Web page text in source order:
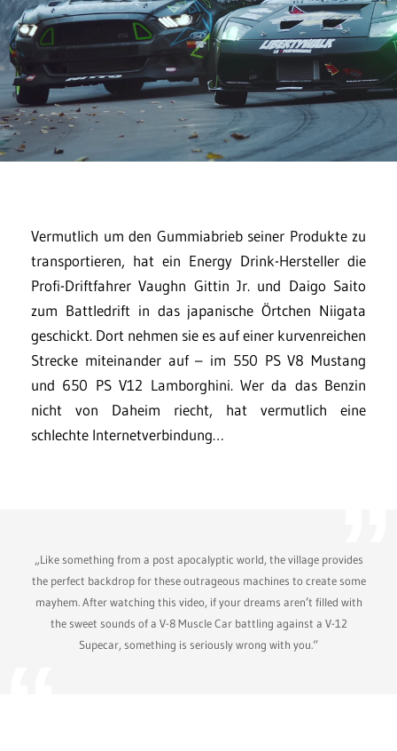
Vermutlich um den Gummiabrieb seiner Produkte zu
transportieren, hat ein Energy Drink-Hersteller die
Profi-Driftfahrer Vaughn Gittin Jr. und Daigo Saito
zum Battledrift in das japanische Örtchen Niigata
geschickt. Dort nehmen sie es auf einer kurvenreichen
Strecke miteinander auf – im 550 PS V8 Mustang
und 650 PS V12 Lamborghini. Wer da das Benzin
nicht von Daheim riecht, hat vermutlich eine
schlechte Internetverbindung…
„Like something from a post apocalyptic world, the village provides
the perfect backdrop for these outrageous machines to create some
mayhem. After watching this video, if your dreams aren’t filled with
the sweet sounds of a V-8 Muscle Car battling against a V-12
Supecar, something is seriously wrong with you.“